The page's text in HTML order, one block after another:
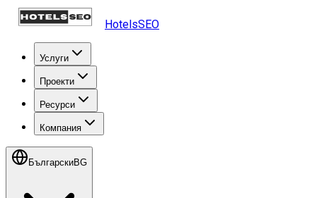
HotelsSEO
Услуги
Проекти
Ресурси
Компания
БългарскиBG